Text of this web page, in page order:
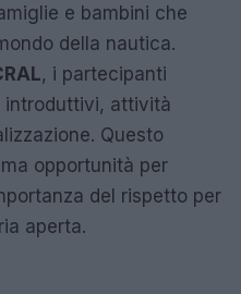
e bambini che
della nautica.
, i partecipanti
introduttivi, attività
Questo
opportunità per
del rispetto per
aperta.